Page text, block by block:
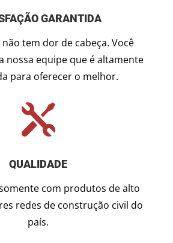
GARANTIDA
tem dor de cabeça. Você
nossa equipe que é altamente
para oferecer o melhor.

QUALIDADE
com produtos de alto
redes de construção civil do
país.